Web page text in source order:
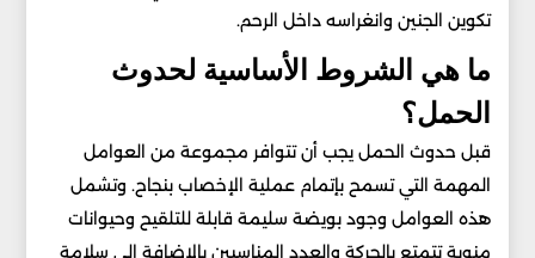
تكوين الجنين وانغراسه داخل الرحم.
ما هي الشروط الأساسية لحدوث
الحمل؟
قبل حدوث الحمل يجب أن تتوافر مجموعة من العوامل
المهمة التي تسمح بإتمام عملية الإخصاب بنجاح. وتشمل
هذه العوامل وجود بويضة سليمة قابلة للتلقيح وحيوانات
منوية تتمتع بالحركة والعدد المناسبين بالإضافة إلى سلامة